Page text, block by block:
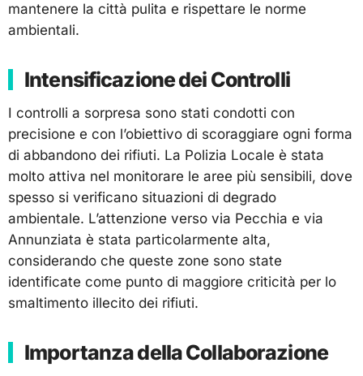
mantenere la città pulita e rispettare le norme
ambientali.
Intensificazione dei Controlli
I controlli a sorpresa sono stati condotti con
precisione e con l’obiettivo di scoraggiare ogni forma
di abbandono dei rifiuti. La Polizia Locale è stata
molto attiva nel monitorare le aree più sensibili, dove
spesso si verificano situazioni di degrado
ambientale. L’attenzione verso via Pecchia e via
Annunziata è stata particolarmente alta,
considerando che queste zone sono state
identificate come punto di maggiore criticità per lo
smaltimento illecito dei rifiuti.
Importanza della Collaborazione